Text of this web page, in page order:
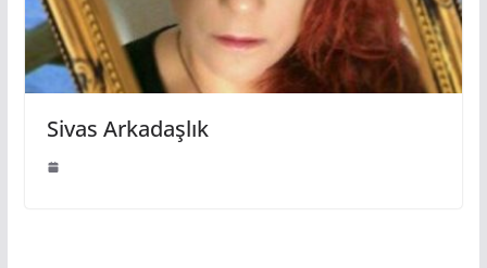
Sivas Arkadaşlık